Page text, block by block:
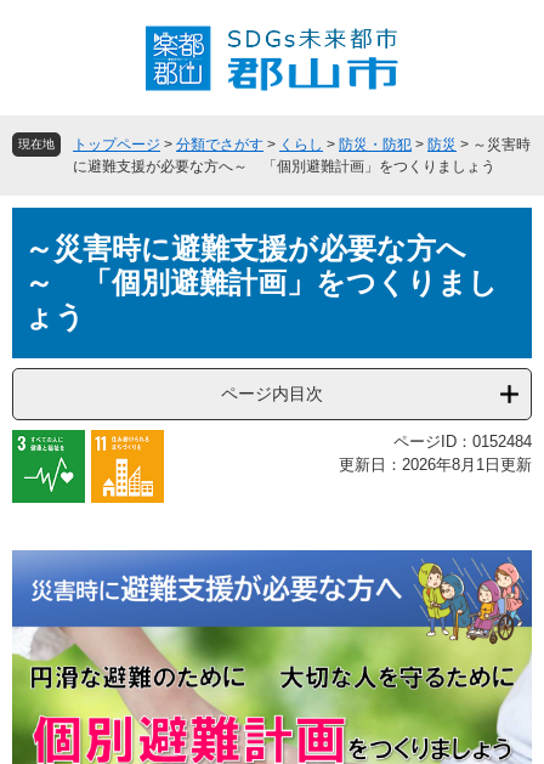
頭
飛現在地 トップページ > 分類でさがす > くらし > 防災・防犯 > 防災 > ～災害時
に避難支援が必要な方へ～ 「個別避難計画」をつくりましょう
～災害時に避難支援が必要な方へ
～ 「個別避難計画」をつくりまし
ょう
ページ内目次
ページID：0152484
更新日：2026年8月1日更新